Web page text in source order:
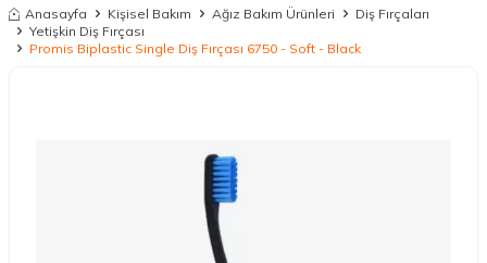
Anasayfa Kişisel Bakım Ağız Bakım Ürünleri
Diş Fırçaları
Yetişkin Diş Fırçası
Promis Biplastic Single Diş Fırçası 6750 - Soft - Black